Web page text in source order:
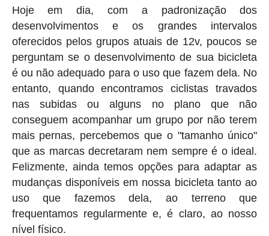
Hoje em dia, com a padronização dos
desenvolvimentos e os grandes intervalos
oferecidos pelos grupos atuais de 12v, poucos se
perguntam se o desenvolvimento de sua bicicleta
é ou não adequado para o uso que fazem dela. No
entanto, quando encontramos ciclistas travados
nas subidas ou alguns no plano que não
conseguem acompanhar um grupo por não terem
mais pernas, percebemos que o "tamanho único"
que as marcas decretaram nem sempre é o ideal.
Felizmente, ainda temos opções para adaptar as
mudanças disponíveis em nossa bicicleta tanto ao
uso que fazemos dela, ao terreno que
frequentamos regularmente e, é claro, ao nosso
nível físico.